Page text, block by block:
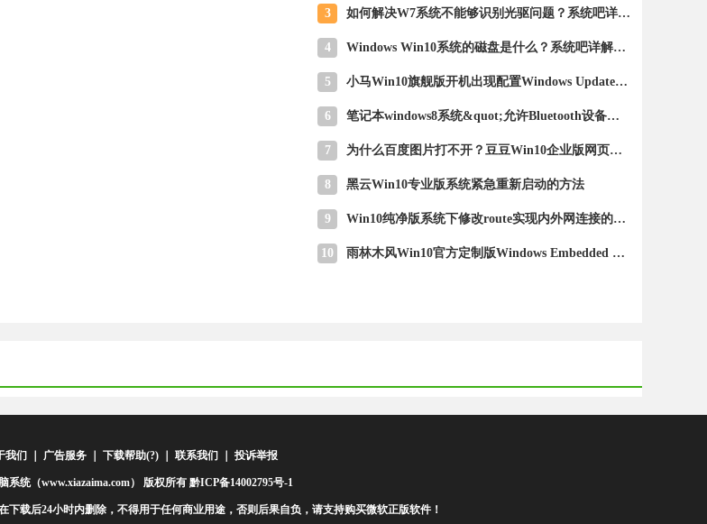
3 如何解决W7系统不能够识别光驱问题？系统吧详解“W7系统不能够识
4 Windows Win10系统的磁盘是什么？系统吧详解“Windows Win10系统
5 小马Win10旗舰版开机出现配置Windows Update是如何关闭的
6 笔记本windows8系统&quot;允许Bluetooth设备连接到此计算机&
7 为什么百度图片打不开？豆豆Win10企业版网页百度图片打不开的解
8 黑云Win10专业版系统紧急重新启动的方法
9 Win10纯净版系统下修改route实现内外网连接的技巧
10 雨林木风Win10官方定制版Windows Embedded Standard 7
我们 广告服务 下载帮助(?) 联系我们 投诉举报
系统（www.xiazaima.com） 版权所有 黔ICP备14002795号-1
载后24小时内删除，不得用于任何商业用途，否则后果自负，请支持购买微软正版软件！